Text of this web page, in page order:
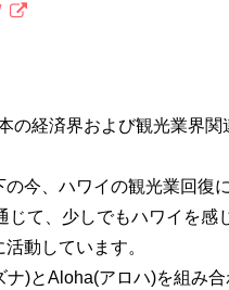
経済界および観光業界関
今、ハワイの観光業回復
て、少しでもハワイを感
動しています。
)とAloha(アロハ)を組み合